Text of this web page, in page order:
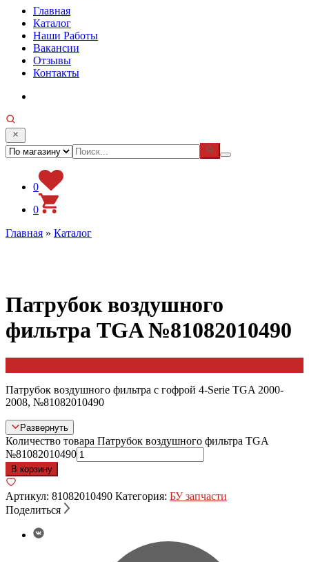
Главная
Каталог
Наши Работы
Вакансии
Отзывы
Контакты
0
0
Главная » Каталог
Патрубок воздушного
фильтра TGA №81082010490
Патрубок воздушного фильтра c гофрой 4-Serie TGA 2000-
2008, №81082010490
Развернуть
Количество товара Патрубок воздушного фильтра TGA
№81082010490
В корзину
Артикул: 81082010490 Категория: БУ запчасти
Поделиться